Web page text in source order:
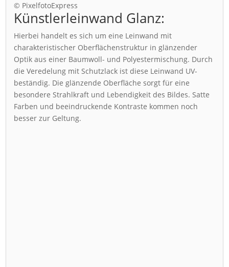
© PixelfotoExpress
Künstlerleinwand Glanz:
Hierbei handelt es sich um eine Leinwand mit
charakteristischer Oberflächenstruktur in glänzender
Optik aus einer Baumwoll- und Polyestermischung. Durch
die Veredelung mit Schutzlack ist diese Leinwand UV-
beständig. Die glänzende Oberfläche sorgt für eine
besondere Strahlkraft und Lebendigkeit des Bildes. Satte
Farben und beeindruckende Kontraste kommen noch
besser zur Geltung.